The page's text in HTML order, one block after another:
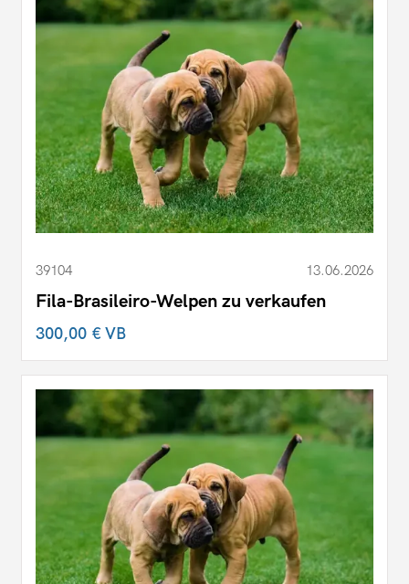
39104 13.06.2026
Fila-Brasileiro-Welpen zu verkaufen
300,00 €VB